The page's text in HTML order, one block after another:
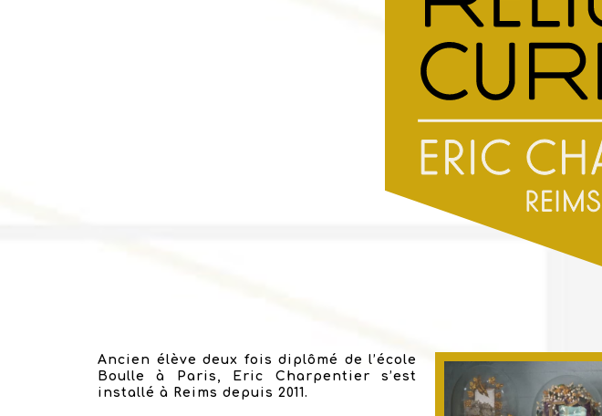
Ancien élève deux fois diplômé de l’école
Boulle à Paris, Eric Charpentier s’est
installé à Reims depuis 2011.